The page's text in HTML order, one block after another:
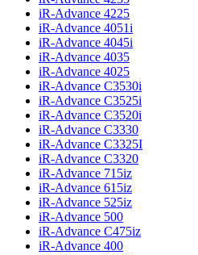
iR-Advance 4225
iR-Advance 4051i
iR-Advance 4045i
iR-Advance 4035
iR-Advance 4025
iR-Advance C3530i
iR-Advance C3525i
iR-Advance C3520i
iR-Advance C3330
iR-Advance C3325I
iR-Advance C3320
iR-Advance 715iz
iR-Advance 615iz
iR-Advance 525iz
iR-Advance 500
iR-Advance C475iz
iR-Advance 400